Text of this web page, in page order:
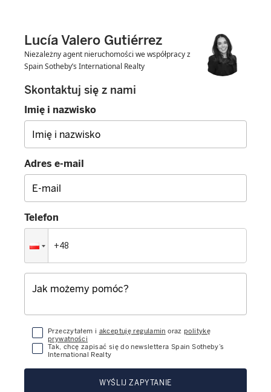
Lucía Valero Gutiérrez
Niezależny agent nieruchomości we współpracy z
Spain Sotheby’s International Realty
Skontaktuj się z nami
Imię i nazwisko
Adres e-mail
Telefon
Przeczytałem i akceptuję regulamin oraz politykę
prywatności
Tak, chcę zapisać się do newslettera Spain Sotheby’s
International Realty
WYŚLIJ ZAPYTANIE